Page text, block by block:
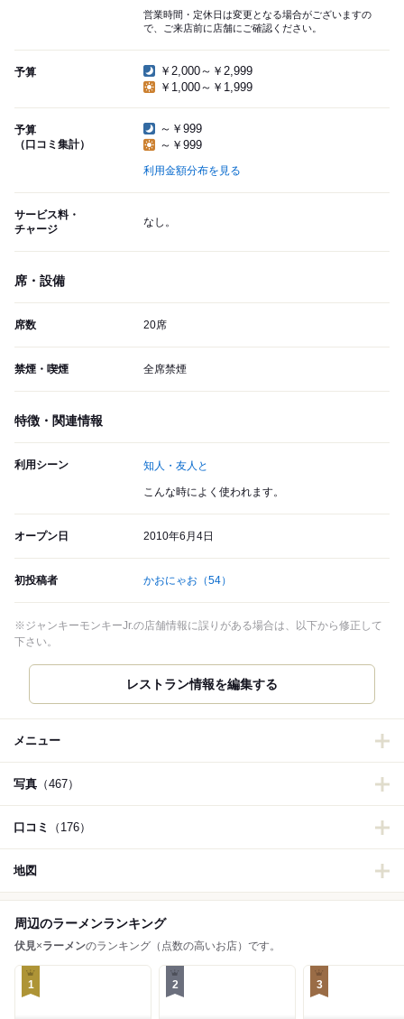
営業時間・定休日は変更となる場合がございますの
で、ご来店前に店舗にご確認ください。
予算
￥2,000～￥2,999
￥1,000～￥1,999
予算
（口コミ集計）
～￥999
～￥999
利用金額分布を見る
サービス料・
チャージ
なし。
席・設備
席数 20席
禁煙・喫煙 全席禁煙
特徴・関連情報
利用シーン 知人・友人と
こんな時によく使われます。
オープン日 2010年6月4日
初投稿者 かおにゃお （54）
※ジャンキーモンキーJr.の店舗情報に誤りがある場合は、以下から修正して
下さい。
メニュー
写真 （467）
口コミ （176）
地図
周辺のラーメンランキング
伏見×ラーメンのランキング（点数の高いお店）です。
1 2 3